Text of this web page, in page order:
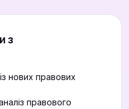
з
нових правових
правового